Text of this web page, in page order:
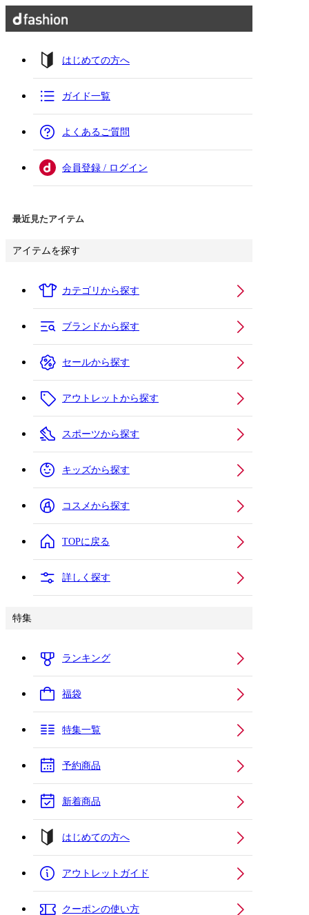
はじめての方へ
ガイド一覧
よくあるご質問
会員登録 / ログイン
最近見たアイテム
アイテムを探す
カテゴリから探す
ブランドから探す
セールから探す
アウトレットから探す
スポーツから探す
キッズから探す
コスメから探す
TOPに戻る
詳しく探す
特集
ランキング
福袋
特集一覧
予約商品
新着商品
はじめての方へ
アウトレットガイド
クーポンの使い方